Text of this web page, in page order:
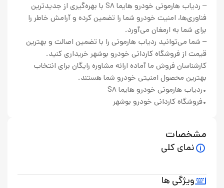
– ردیاب هارمونی خودرو هایما S8 با بهره‌گیری از جدیدترین
فناوری‌ها، امنیت خودرو شما را تضمین کرده و آرامش خاطر را
برای شما به ارمغان می‌آورد.
– شما می‌توانید ردیاب هارمونی را با تضمین اصالت و بهترین
قیمت از فروشگاه کاردانی خودرو بوشهر خریداری کنید.
کارشناسان فروش ما آماده ارائه مشاوره رایگان برای انتخاب
بهترین محصول امنیتی خودرو شما هستند.
•ردیاب هارمونی خودرو هایما S8
•فروشگاه کاردانی خودرو بوشهر
مشخصات
نمای کلی
ویژگی ها